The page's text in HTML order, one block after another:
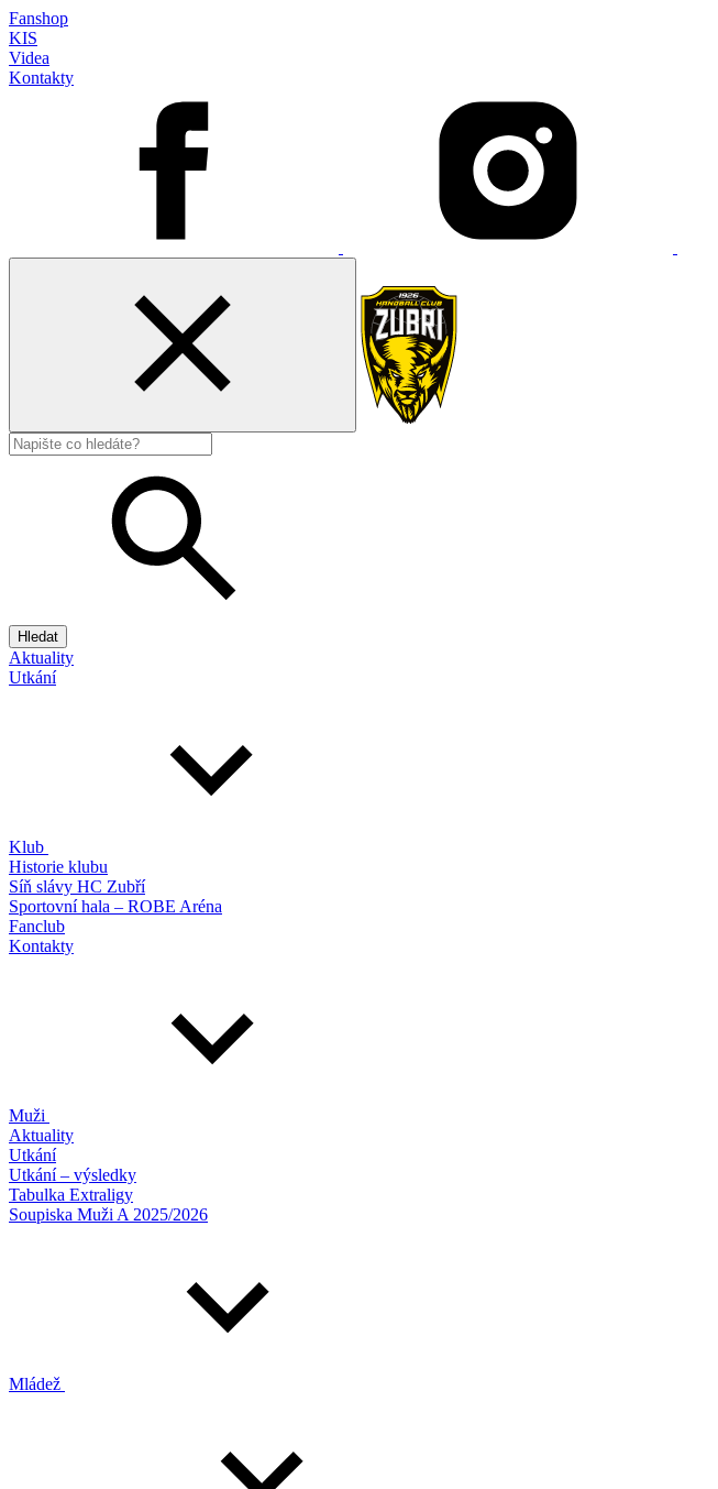
Fanshop
KIS
Videa
Kontakty
Hledat
Aktuality
Utkání
Klub
Historie klubu
Síň slávy HC Zubří
Sportovní hala – ROBE Aréna
Fanclub
Kontakty
Muži
Aktuality
Utkání
Utkání – výsledky
Tabulka Extraligy
Soupiska Muži A 2025/2026
Mládež